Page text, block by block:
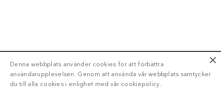
×
Denna webbplats använder cookies för att förbättra
användarupplevelsen. Genom att använda vår webbplats samtycker
du till alla cookies i enlighet med vår cookiepolicy.